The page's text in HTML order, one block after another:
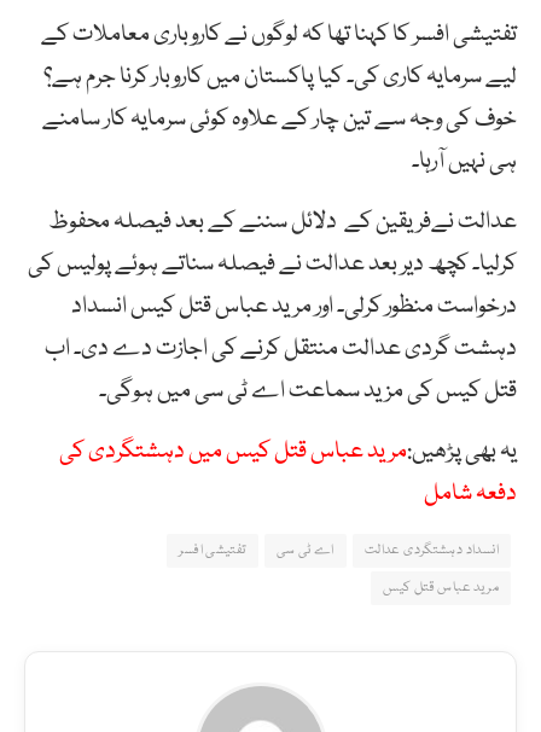
تفتیشی افسر کا کہنا تھا کہ لوگوں نے کاروباری معاملات کے
لیے سرمایہ کاری کی۔ کیا پاکستان میں کاروبار کرنا جرم ہے؟
خوف کی وجہ سے تین چار کے علاوہ کوئی سرمایہ کار سامنے
ہی نہیں آرہا۔
عدالت نےفریقین کے دلائل سننے کے بعد فیصلہ محفوظ
کرلیا۔ کچھ دیر بعد عدالت نے فیصلہ سناتے ہوئے پولیس کی
درخواست منظور کرلی۔ اور مرید عباس قتل کیس انسداد
دہشت گردی عدالت منتقل کرنے کی اجازت دے دی۔ اب
قتل کیس کی مزید سماعت اے ٹی سی میں ہوگی۔
یہ بھی پڑھیں:مرید عباس قتل کیس میں دہشتگردی کی
دفعہ شامل
انسداد دہشتگردی عدالت اے ٹی سی
تفتیشی افسر
مرید عباس قتل کیس